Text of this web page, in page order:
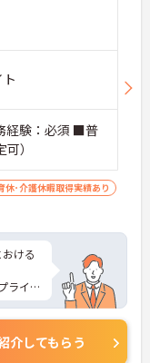
経験：必須 ■普
）
休･介護休暇取得実績あり
ける
ライベ
さら
さ
介してもらう